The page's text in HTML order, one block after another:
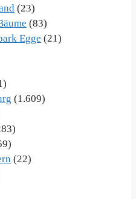
(23)
(83)
Egge (21)
(1.609)
(22)